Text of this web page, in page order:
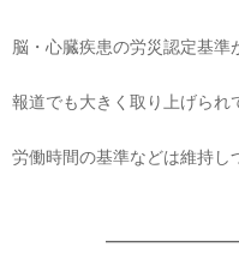
脳・心臓疾患の労災認定基
報道でも大きく取り上げら
労働時間の基準などは維持し
―――――――― 脳